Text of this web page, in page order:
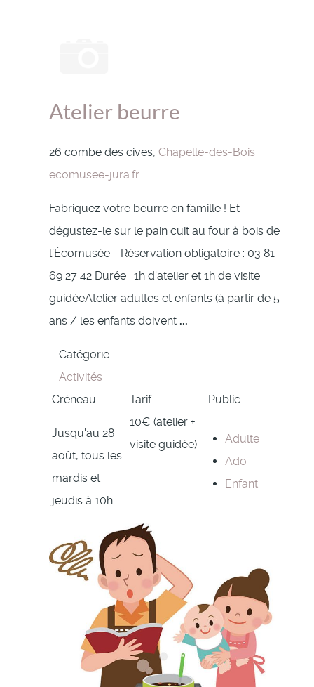
Atelier beurre
26 combe des cives, Chapelle-des-Bois
ecomusee-jura.fr
Fabriquez votre beurre en famille ! Et
dégustez-le sur le pain cuit au four à bois de
l’Écomusée. Réservation obligatoire : 03 81
69 27 42 Durée : 1h d'atelier et 1h de visite
guidéeAtelier adultes et enfants (à partir de 5
ans / les enfants doivent ...
Catégorie
Activités
Créneau
Jusqu'au 28
août, tous les
mardis et
jeudis à 10h.
Tarif
10€ (atelier +
visite guidée)
Public
Adulte
Ado
Enfant